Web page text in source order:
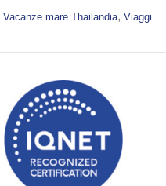
Vacanze mare Thailandia, Viaggi